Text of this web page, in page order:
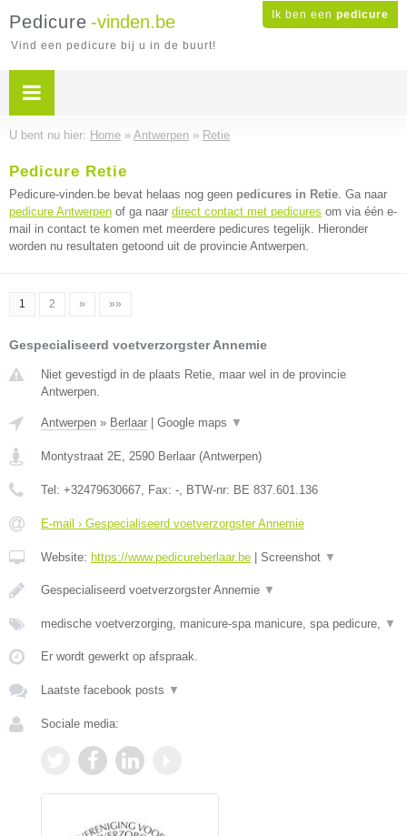
Ik ben een pedicure
Pedicure -vinden.be
Vind een pedicure bij u in de buurt!
U bent nu hier: Home » Antwerpen » Retie
Pedicure Retie
Pedicure-vinden.be bevat helaas nog geen pedicures in Retie. Ga naar
pedicure Antwerpen of ga naar direct contact met pedicures om via één e-
mail in contact te komen met meerdere pedicures tegelijk. Hieronder
worden nu resultaten getoond uit de provincie Antwerpen.
1 2 » »»
Gespecialiseerd voetverzorgster Annemie
Niet gevestigd in de plaats Retie, maar wel in de provincie
Antwerpen.
Antwerpen » Berlaar Google maps ▼
Montystraat 2E, 2590 Berlaar (Antwerpen)
Tel: +32479630667, Fax: -, BTW-nr: BE 837.601.136
E-mail › Gespecialiseerd voetverzorgster Annemie
Website: https://www.pedicureberlaar.be Screenshot ▼
Gespecialiseerd voetverzorgster Annemie ▼
medische voetverzorging, manicure-spa manicure, spa pedicure, ▼
Er wordt gewerkt op afspraak.
Laatste facebook posts ▼
Sociale media: